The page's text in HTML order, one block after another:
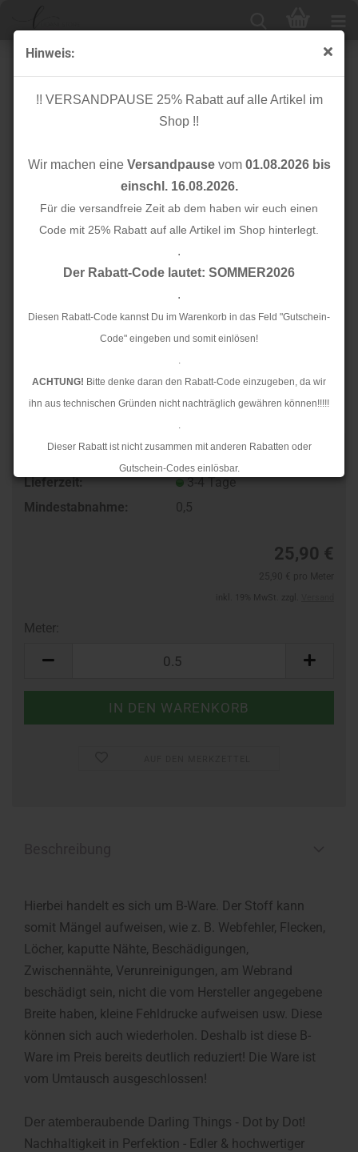
Hinweis:
!! VERSANDPAUSE 25% Rabatt auf alle Artikel im
Shop !!
Wir machen eine Versandpausevom 01.08.2026 bis
einschl. 16.08.2026.
Für die versandfreie Zeit ab dem haben wir euch einen
Code mit 25% Rabatt auf alle Artikel im Shop hinterlegt.
.
Der Rabatt-Code lautet: SOMMER2026
.
Diesen Rabatt-Code kannst Du im Warenkorb in das Feld "Gutschein-
Code" eingeben und somit einlösen!
.
ACHTUNG! Bitte denke daran den Rabatt-Code einzugeben, da wir
ihn aus technischen Gründen nicht nachträglich gewähren können!!!!!
.
Dieser Rabatt ist nicht zusammen mit anderen Rabatten oder
Gutschein-Codes einlösbar.
.
Ab dem 17.08.2026 versenden wir wieder wie gewohnt. Aufgrund des
B-WARE!!! - Bio Canvas - Dot by Dot - Col. 05 - Darling
Things - Hamburger Liebe - Albstoffe
Lieferzeit:
3-4 Tage
Mindestabnahme:
0,5
25,90 €
Meter:
Hierbei handelt es sich um B-Ware. Der Stoff kann
somit Mängel aufweisen, wie z. B. Webfehler, Flecken,
Löcher, kaputte Nähte, Beschädigungen,
Zwischennähte, Verunreinigungen, am Webrand
beschädigt sein, nicht die vom Hersteller angegebene
Breite haben, kleine Fehldrucke aufweisen usw. Diese
können sich auch wiederholen. Deshalb ist diese B-
Ware im Preis bereits deutlich reduziert! Die Ware ist
vom Umtausch ausgeschlossen!
Der atemberaubende Darling Things - Dot by Dot!
Nachhaltigkeit in Perfektion - Edler & hochwertiger